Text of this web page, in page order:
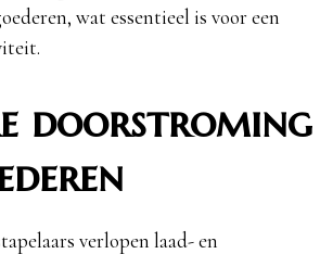
wat essentieel is voor een
doorstroming
verlopen laad- en